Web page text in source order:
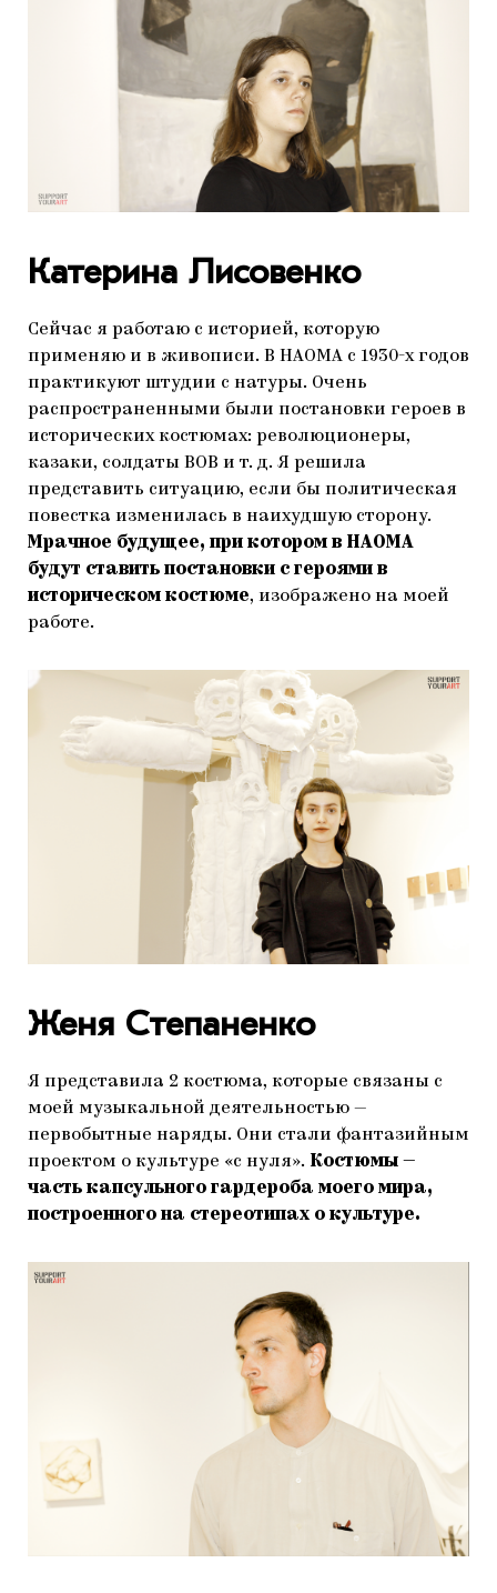
Катерина Лисовенко
Сейчас я работаю с историей, которую
применяю и в живописи. В НАОМА с 1930-х годов
практикуют штудии с натуры. Очень
распространенными были постановки героев в
исторических костюмах: революционеры,
казаки, солдаты ВОВ и т. д. Я решила
представить ситуацию, если бы политическая
повестка изменилась в наихудшую сторону.
Мрачное будущее, при котором в НАОМА
будут ставить постановки с героями в
историческом костюме, изображено на моей
работе.
Женя Степаненко
Я представила 2 костюма, которые связаны с
моей музыкальной деятельностью —
первобытные наряды. Они стали фантазийным
проектом о культуре «с нуля». Костюмы —
часть капсульного гардероба моего мира,
построенного на стереотипах о культуре.